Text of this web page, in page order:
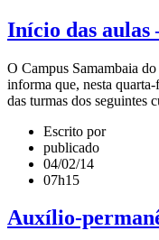
Início das aulas
O Campus Samambaia
informa que, nesta
das turmas dos seguintes
Escrito por
publicado
04/02/14
07h15
Auxílio-